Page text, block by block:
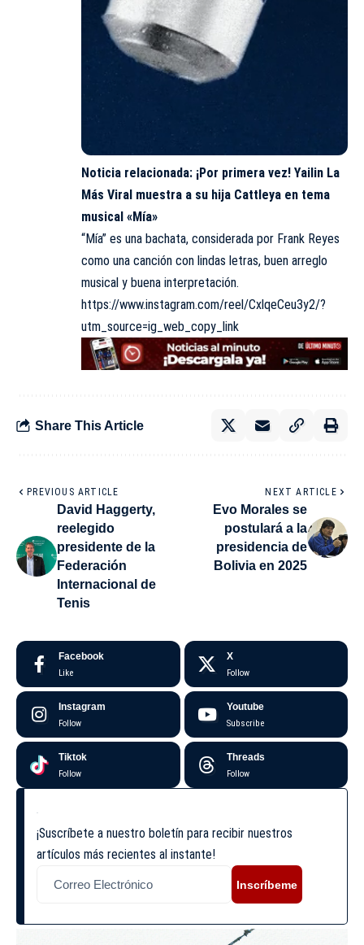
Noticia relacionada: ¡Por primera vez! Yailin La
Más Viral muestra a su hija Cattleya en tema
musical «Mía»
“Mía” es una bachata, considerada por Frank Reyes
como una canción con lindas letras, buen arreglo
musical y buena interpretación.
https://www.instagram.com/reel/CxlqeCeu3y2/?
utm_source=ig_web_copy_link
Share This Article
PREVIOUS ARTICLE
David Haggerty,
reelegido
presidente de la
Federación
Internacional de
Tenis
NEXT ARTICLE
Evo Morales se
postulará a la
presidencia de
Bolivia en 2025
Facebook
Like
X
Follow
Instagram
Follow
Youtube
Subscribe
Tiktok
Follow
Threads
Follow
¡Suscríbete a nuestro boletín para recibir nuestros
artículos más recientes al instante!
Inscríbeme